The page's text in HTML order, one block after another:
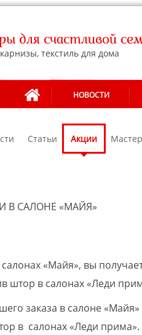
для счастливой
текстиль для дома
НОВОСТИ
Статьи Акции
В САЛОНЕ «МАЙЯ»
«Майя», вы
штор в салонах «Леди
заказа в салоне «Майя»
в салонах «Леди прима».